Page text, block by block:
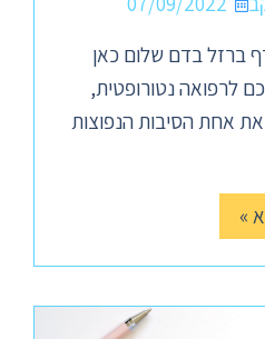
ברזל בדם שלום כאן
לרפואה נטורופטית,
אחת הסיבות הנפוצות
»